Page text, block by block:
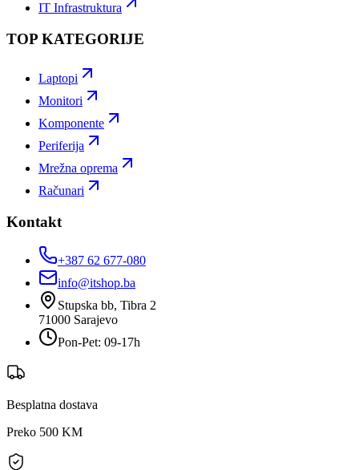
IT Infrastruktura
TOP KATEGORIJE
Laptopi
Monitori
Komponente
Periferija
Mrežna oprema
Računari
Kontakt
+387 62 677-080
info@itshop.ba
Stupska bb, Tibra 2
71000 Sarajevo
Pon-Pet: 09-17h
Besplatna dostava
Preko 500 KM